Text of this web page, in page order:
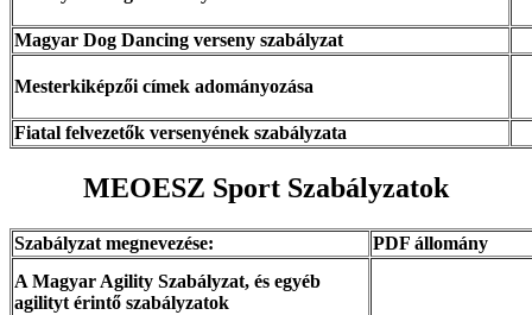
Magyar Dog Dancing verseny szabályzat
Mesterkiképzői címek adományozása
Fiatal felvezetők versenyének szabályzata
MEOESZ Sport Szabályzatok
Szabályzat megnevezése:
PDF állomány
A Magyar Agility Szabályzat, és egyéb
agilityt érintő szabályzatok